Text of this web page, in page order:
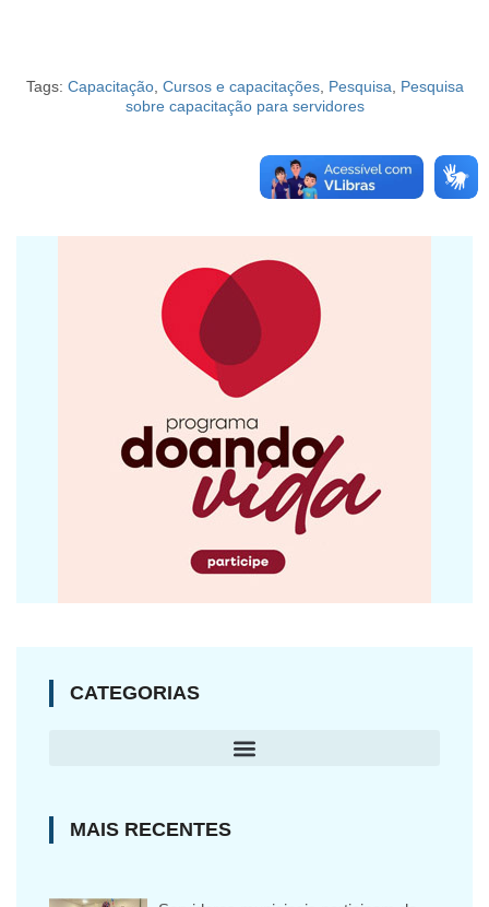
Tags: Capacitação, Cursos e capacitações, Pesquisa
Pesquisa
sobre capacitação para servidores
CATEGORIAS
MAIS RECENTES